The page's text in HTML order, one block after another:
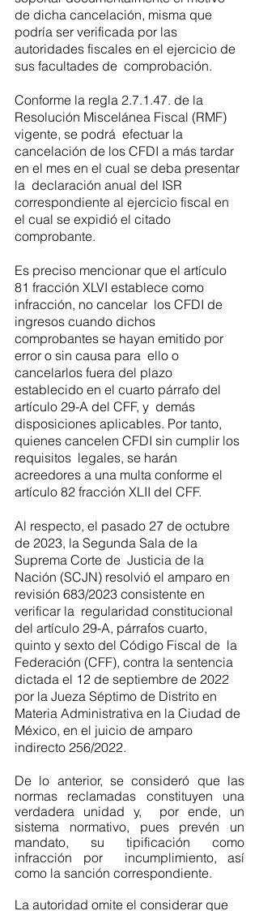
de dicha cancelación, misma que
podría ser verificada por las
autoridades fiscales en el ejercicio de
sus facultades de  comprobación.
Conforme la regla 2.7.1.47. de la
Resolución Miscelánea Fiscal (RMF)
vigente, se podrá  efectuar la
cancelación de los CFDI a más tardar
en el mes en el cual se deba presentar
la  declaración anual del ISR
correspondiente al ejercicio fiscal en
el cual se expidió el citado
comprobante.
Es preciso mencionar que el artículo
81 fracción XLVI establece como
infracción, no cancelar  los CFDI de
ingresos cuando dichos
comprobantes se hayan emitido por
error o sin causa para  ello o
cancelarlos fuera del plazo
establecido en el cuarto párrafo del
artículo 29-A del CFF, y  demás
disposiciones aplicables. Por tanto,
quienes cancelen CFDI sin cumplir los
requisitos  legales, se harán
acreedores a una multa conforme el
artículo 82 fracción XLII del CFF.
Al respecto, el pasado 27 de octubre
de 2023, la Segunda Sala de la
Suprema Corte de  Justicia de la
Nación (SCJN) resolvió el amparo en
revisión 683/2023 consistente en
verificar la  regularidad constitucional
del artículo 29-A, párrafos cuarto,
quinto y sexto del Código Fiscal de  la
Federación (CFF), contra la sentencia
dictada el 12 de septiembre de 2022
por la Jueza Séptimo de Distrito en
Materia Administrativa en la Ciudad de
México, en el juicio de amparo
indirecto 256/2022.
De lo anterior, se consideró que las
normas reclamadas constituyen una
verdadera unidad y,  por ende, un
sistema normativo, pues prevén un
mandato, su tipificación como
infracción por  incumplimiento, así
como la sanción correspondiente.
La autoridad omite el considerar que